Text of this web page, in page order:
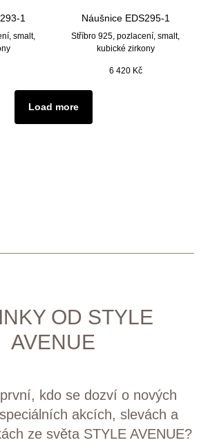
1
smalt,
Náušnice EDS295-1
Stříbro 925, pozlacení, smalt,
kubické zirkony
6 420 Kč
Load more
OD STYLE
AVENUE
kdo se dozví o nových
akcích, slevách a
ze světa STYLE AVENUE?